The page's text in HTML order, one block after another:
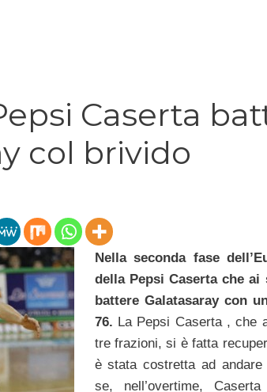
Caserta
col brivido
Nella seconda fase
della Pepsi Caserta che
battere Galatasaray con
76. La Pepsi Caserta , che
tre frazioni, si è fatta
è stata costretta ad
se, nell’overtime,